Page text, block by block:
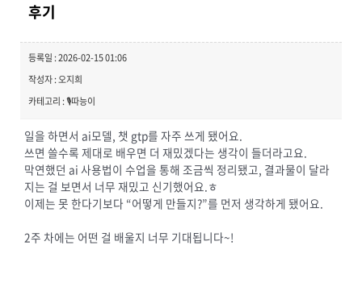
후기
등록일 : 2026-02-15 01:06
작성자 : 오지희
카테고리 : 🎙️따능이
일을 하면서 ai모델, 챗 gtp를 자주 쓰게 됐어요.
쓰면 쓸수록 제대로 배우면 더 재밌겠다는 생각이 들더라고요.
막연했던 ai 사용법이 수업을 통해 조금씩 정리됐고, 결과물이 달라
지는 걸 보면서 너무 재밌고 신기했어요.ㅎ
이제는 못 한다기보다 “어떻게 만들지?”를 먼저 생각하게 됐어요.
2주 차에는 어떤 걸 배울지 너무 기대됩니다~!